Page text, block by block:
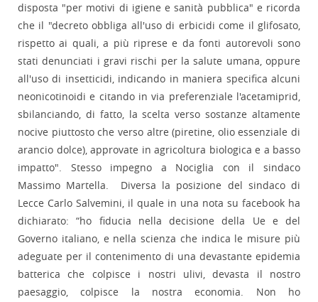
disposta "per motivi di igiene e sanità pubblica" e ricorda
che il "decreto obbliga all'uso di erbicidi come il glifosato,
rispetto ai quali, a più riprese e da fonti autorevoli sono
stati denunciati i gravi rischi per la salute umana, oppure
all'uso di insetticidi, indicando in maniera specifica alcuni
neonicotinoidi e citando in via preferenziale l'acetamiprid,
sbilanciando, di fatto, la scelta verso sostanze altamente
nocive piuttosto che verso altre (piretine, olio essenziale di
arancio dolce), approvate in agricoltura biologica e a basso
impatto". Stesso impegno a Nociglia con il sindaco
Massimo Martella. Diversa la posizione del sindaco di
Lecce Carlo Salvemini, il quale in una nota su facebook ha
dichiarato: “ho fiducia nella decisione della Ue e del
Governo italiano, e nella scienza che indica le misure più
adeguate per il contenimento di una devastante epidemia
batterica che colpisce i nostri ulivi, devasta il nostro
paesaggio, colpisce la nostra economia. Non ho